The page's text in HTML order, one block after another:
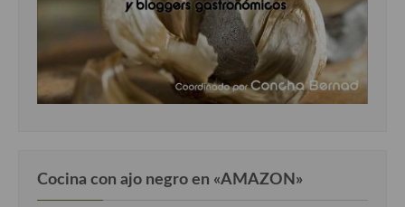
Cocina con ajo negro en «AMAZON»